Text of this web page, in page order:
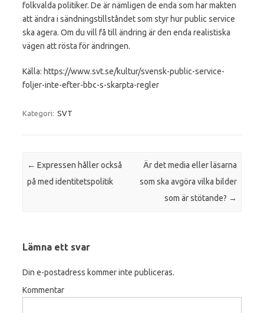
folkvalda politiker. De är nämligen de enda som har makten
att ändra i sändningstillståndet som styr hur public service
ska agera. Om du vill få till ändring är den enda realistiska
vägen att rösta för ändringen.
Källa: https://www.svt.se/kultur/svensk-public-service-
foljer-inte-efter-bbc-s-skarpta-regler
Kategori: SVT
Inläggsnavigering
← Expressen håller också
på med identitetspolitik
Är det media eller läsarna
som ska avgöra vilka bilder
som är stötande? →
Lämna ett svar
Din e-postadress kommer inte publiceras.
Kommentar